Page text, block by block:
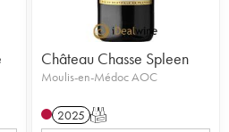
Château Chasse Spleen
Moulis-en-Médoc AOC
2025 T